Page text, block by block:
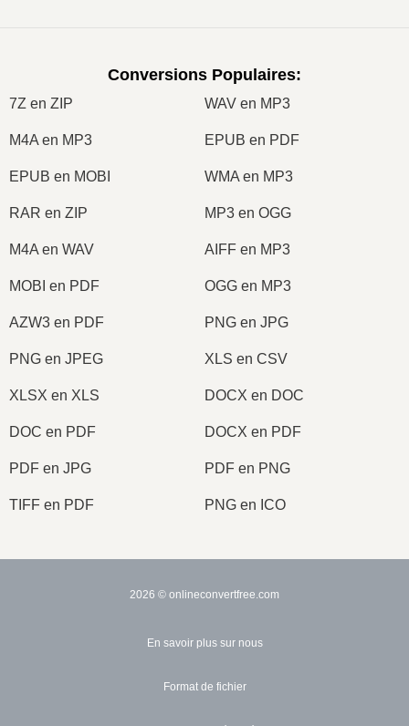
Conversions Populaires:
7Z en ZIP WAV en MP3
M4A en MP3 EPUB en PDF
EPUB en MOBI WMA en MP3
RAR en ZIP MP3 en OGG
M4A en WAV AIFF en MP3
MOBI en PDF OGG en MP3
AZW3 en PDF PNG en JPG
PNG en JPEG XLS en CSV
XLSX en XLS DOCX en DOC
DOC en PDF DOCX en PDF
PDF en JPG PDF en PNG
TIFF en PDF PNG en ICO
2026 © onlineconvertfree.com
En savoir plus sur nous
Format de fichier